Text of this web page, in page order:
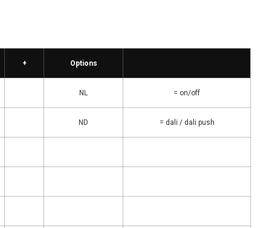
+ Options
NL = on/off
ND = dali / dali push